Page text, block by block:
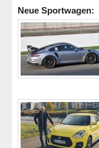
Neue Sportwagen: